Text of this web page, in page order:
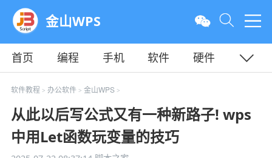
金山WPS
首页 编程 手机 软件
硬件
教程
平面 服务器
软件教程 > 办公软件> 金山WPS>
从此以后写公式又有一种新路子! wps
中用Let函数玩变量的技巧